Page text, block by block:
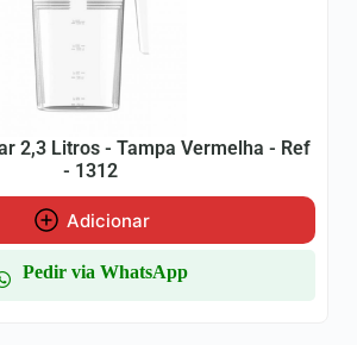
2,3 Litros - Tampa Vermelha - Ref
- 1312
Adicionar
Pedir via WhatsApp